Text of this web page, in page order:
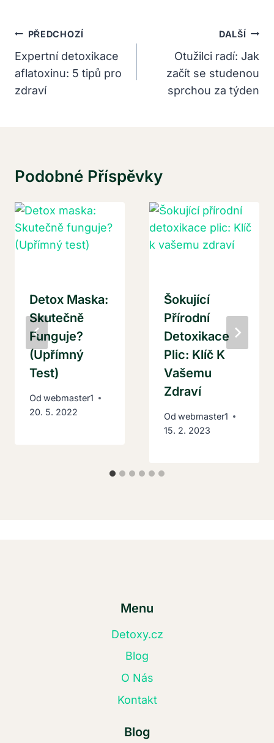
Navigace
Pro
Příspěvek
PŘEDCHOZÍ
Expertní detoxikace
aflatoxinu: 5 tipů pro
zdraví
DALŠÍ
Otužilci radí: Jak
začít se studenou
sprchou za týden
Podobné Příspěvky
Detox Maska:
Skutečně
Funguje?
(Upřímný
Test)
Od webmaster1
20. 5. 2022
Šokující
Přírodní
Detoxikace
Plic: Klíč K
Vašemu
Zdraví
Od webmaster1
15. 2. 2023
Menu
Detoxy.cz
Blog
O Nás
Kontakt
Blog